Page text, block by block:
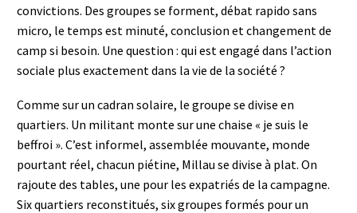
convictions. Des groupes se forment, débat rapido sans
micro, le temps est minuté, conclusion et changement de
camp si besoin. Une question : qui est engagé dans l’action
sociale plus exactement dans la vie de la société ?
Comme sur un cadran solaire, le groupe se divise en
quartiers. Un militant monte sur une chaise « je suis le
beffroi ». C’est informel, assemblée mouvante, monde
pourtant réel, chacun piétine, Millau se divise à plat. On
rajoute des tables, une pour les expatriés de la campagne.
Six quartiers reconstitués, six groupes formés pour un